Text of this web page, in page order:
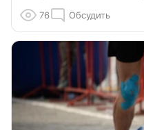
76 Обсудить